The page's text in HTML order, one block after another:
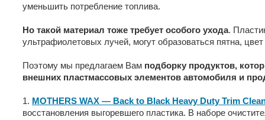
уменьшить потребление топлива.
Но такой материал тоже требует особого ухода.
ультрафиолетовых лучей, могут образоваться пятна,
Поэтому мы предлагаем Вам подборку продуктов,
внешних пластмассовых элементов автомобиля и
1. MOTHERS WAX — Back to Black Heavy Duty Trim
восстановления выгоревшего пластика. В наборе